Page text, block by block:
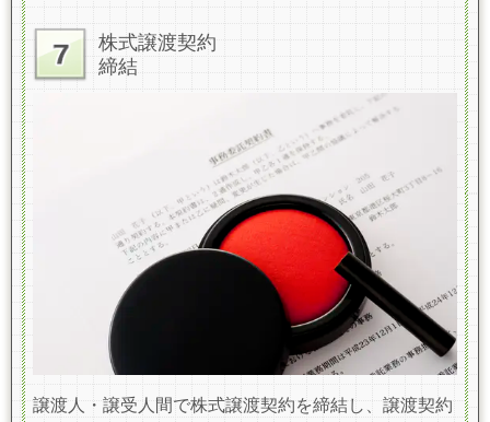
株式譲渡契約
締結
譲渡人・譲受人間で株式譲渡契約を締結し、譲渡契約